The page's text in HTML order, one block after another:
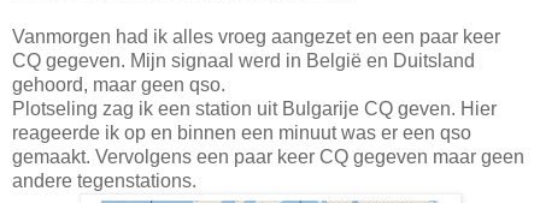
Vanmorgen had ik alles vroeg aangezet en een paar keer
CQ gegeven. Mijn signaal werd in België en Duitsland
gehoord, maar geen qso.
Plotseling zag ik een station uit Bulgarije CQ geven. Hier
reageerde ik op en binnen een minuut was er een qso
gemaakt. Vervolgens een paar keer CQ gegeven maar geen
andere tegenstations.